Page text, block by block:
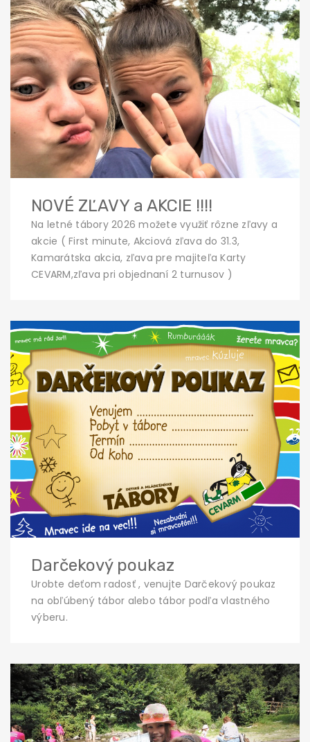
NOVÉ ZĽAVY a AKCIE !!!!
Na letné tábory 2026 možete využiť rôzne zľavy a
akcie ( First minute, Akciová zľava do 31.3,
Kamarátska akcia, zľava pre majiteľa Karty
CEVARM,zľava pri objednaní 2 turnusov )
Darčekový poukaz
Urobte deťom radosť , venujte Darčekový poukaz
na obľúbený tábor alebo tábor podľa vlastného
výberu.